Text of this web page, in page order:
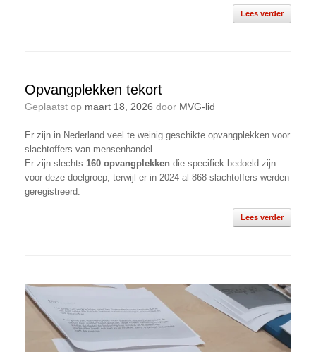
Lees verder
Opvangplekken tekort
Geplaatst op maart 18, 2026 door MVG-lid
Er zijn in Nederland veel te weinig geschikte opvangplekken voor
slachtoffers van mensenhandel.
Er zijn slechts 160 opvangplekken die specifiek bedoeld zijn
voor deze doelgroep, terwijl er in 2024 al 868 slachtoffers werden
geregistreerd.
Lees verder